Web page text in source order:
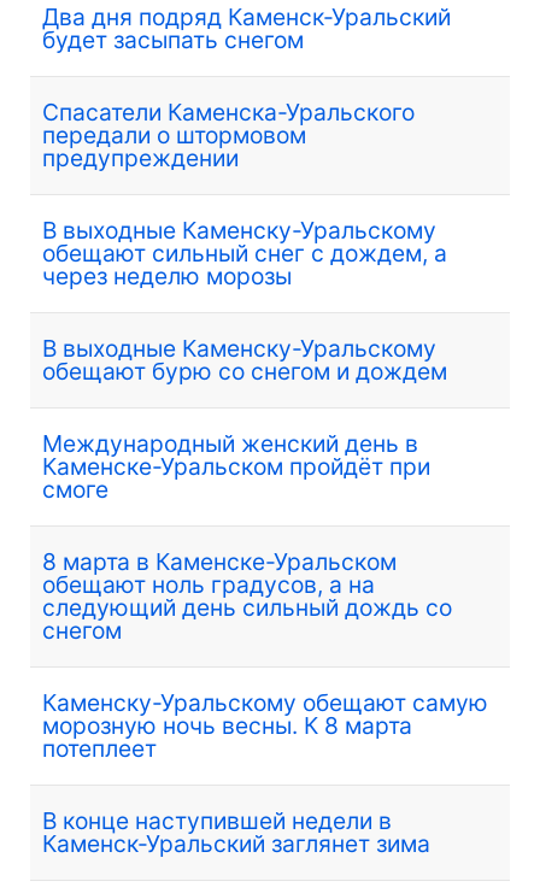
Два дня подряд Каменск-Уральский
будет засыпать снегом
Спасатели Каменска-Уральского
передали о штормовом
предупреждении
В выходные Каменску-Уральскому
обещают сильный снег с дождем, а
через неделю морозы
В выходные Каменску-Уральскому
обещают бурю со снегом и дождем
Международный женский день в
Каменске-Уральском пройдёт при
смоге
8 марта в Каменске-Уральском
обещают ноль градусов, а на
следующий день сильный дождь со
снегом
Каменску-Уральскому обещают самую
морозную ночь весны. К 8 марта
потеплеет
В конце наступившей недели в
Каменск-Уральский заглянет зима